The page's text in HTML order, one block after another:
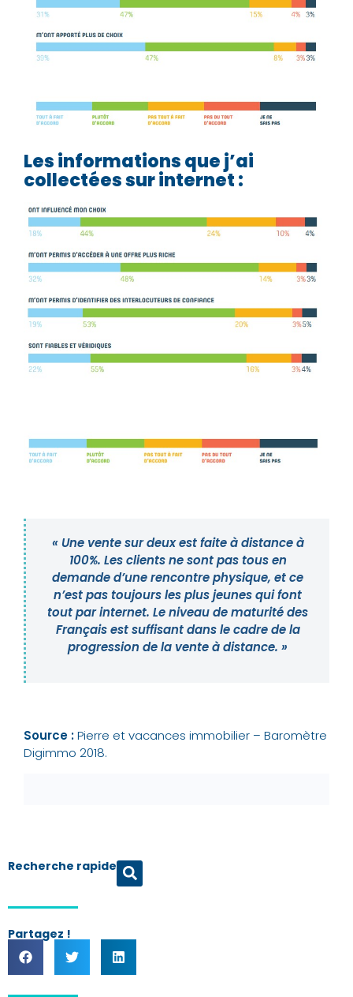
Les informations que j’ai
collectées sur internet :
« Une vente sur deux est faite à distance à
100%. Les clients ne sont pas tous en
demande d’une rencontre physique, et ce
n’est pas toujours les plus jeunes qui font
tout par internet. Le niveau de maturité des
Français est suffisant dans le cadre de la
progression de la vente à distance. »
Source :Pierre et vacances immobilier – Baromètre
Digimmo 2018.
Recherche rapide
Partagez !